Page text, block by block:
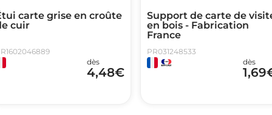
carte grise en croûte
cuir
dès
4,48€
Support de carte de
en bois - Fabrication
France
PR031248533
dès
1,69